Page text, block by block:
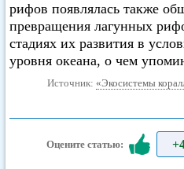
рифов появлялась также
превращения лагунных
стадиях их развития в
уровня океана, о чем
Источник: «Экосистемы
Оцените статью: